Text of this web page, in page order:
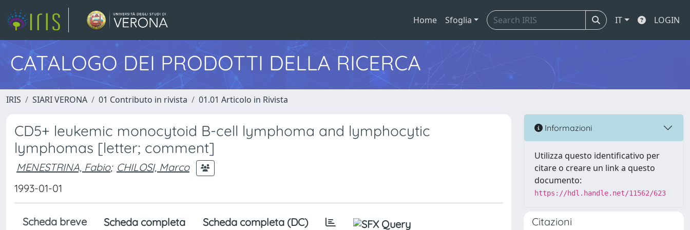
Home Sfoglia IT LOGIN
CATALOGO DEI PRODOTTI DELLA RICERCA
IRIS SIARI VERONA 01 Contributo in rivista 01.01 Articolo in Rivista
CD5+ leukemic monocytoid B-cell lymphoma and lymphocytic
lymphomas [letter; comment]
MENESTRINA, Fabio; CHILOSI, Marco
1993-01-01
Scheda breve Scheda completa Scheda completa (DC)
Informazioni
Utilizza questo identificativo per
citare o creare un link a questo
documento:
https://hdl.handle.net/11562/623
Citazioni